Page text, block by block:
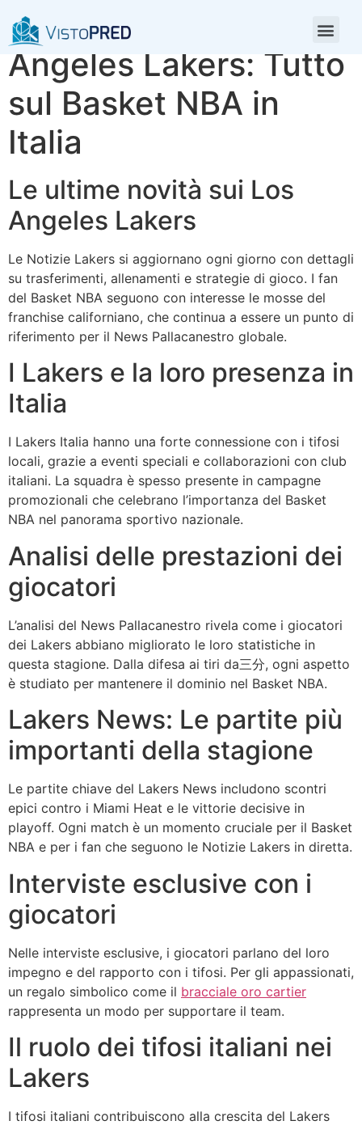
Notizie sui Los
Angeles Lakers: Tutto
sul Basket NBA in
Italia
Le ultime novità sui Los
Angeles Lakers
Le Notizie Lakers si aggiornano ogni giorno con dettagli
su trasferimenti, allenamenti e strategie di gioco. I fan
del Basket NBA seguono con interesse le mosse del
franchise californiano, che continua a essere un punto di
riferimento per il News Pallacanestro globale.
I Lakers e la loro presenza in
Italia
I Lakers Italia hanno una forte connessione con i tifosi
locali, grazie a eventi speciali e collaborazioni con club
italiani. La squadra è spesso presente in campagne
promozionali che celebrano l’importanza del Basket
NBA nel panorama sportivo nazionale.
Analisi delle prestazioni dei
giocatori
L’analisi del News Pallacanestro rivela come i giocatori
dei Lakers abbiano migliorato le loro statistiche in
questa stagione. Dalla difesa ai tiri da三分, ogni aspetto
è studiato per mantenere il dominio nel Basket NBA.
Lakers News: Le partite più
importanti della stagione
Le partite chiave del Lakers News includono scontri
epici contro i Miami Heat e le vittorie decisive in
playoff. Ogni match è un momento cruciale per il Basket
NBA e per i fan che seguono le Notizie Lakers in diretta.
Interviste esclusive con i
giocatori
Nelle interviste esclusive, i giocatori parlano del loro
impegno e del rapporto con i tifosi. Per gli appassionati,
un regalo simbolico come il bracciale oro cartier
rappresenta un modo per supportare il team.
Il ruolo dei tifosi italiani nei
Lakers
I tifosi italiani contribuiscono alla crescita del Lakers